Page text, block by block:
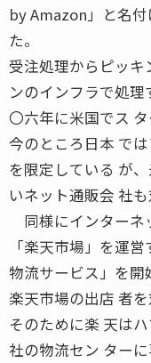
by Amazon」と名
た。
受注処理からピッ
ンのインフラで処理
〇六年に米国でス
今のところ日本 で
を限定している が
いネット通販会 社
同様にインターネ
「楽天市場」を運
物流サービス」を開
楽天市場の出店 者
そのために楽 天は
社の物流セン ターに